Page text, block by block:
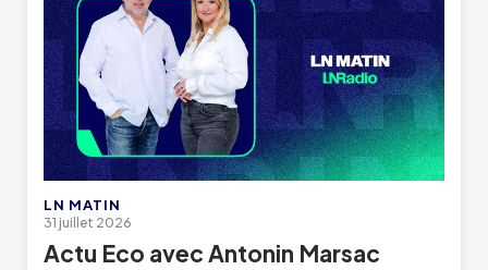
LN MATIN
31 juillet 2026
Actu Eco avec Antonin Marsac